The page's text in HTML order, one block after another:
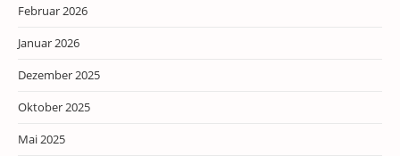
Februar 2026
Januar 2026
Dezember 2025
Oktober 2025
Mai 2025